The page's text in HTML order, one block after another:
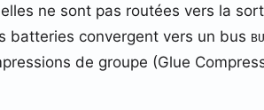
ne sont pas routées vers la
batteries convergent vers un bus
de groupe (Glue